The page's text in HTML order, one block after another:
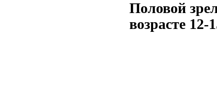
Половой
возрасте 12-